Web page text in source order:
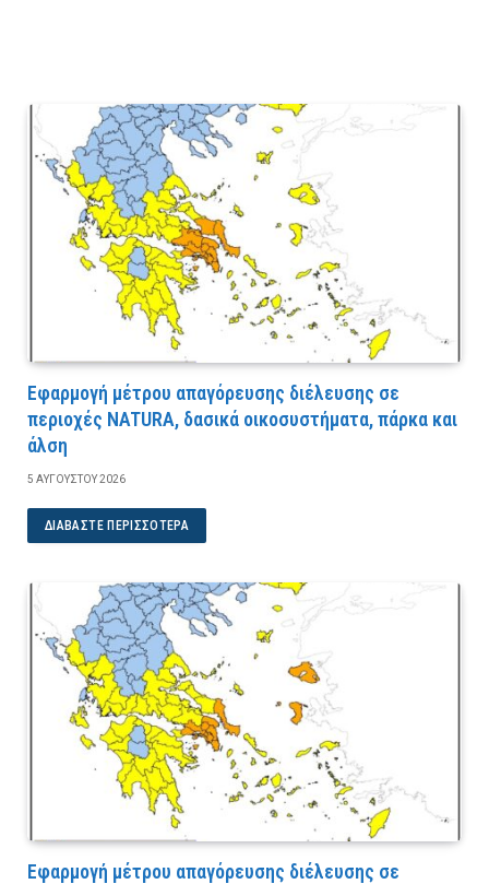
Εφαρμογή μέτρου απαγόρευσης διέλευσης σε
περιοχές NATURA, δασικά οικοσυστήματα, πάρκα και
άλση
5 ΑΥΓΟΎΣΤΟΥ 2026
ΔΙΑΒΆΣΤΕ ΠΕΡΙΣΣΌΤΕΡΑ
Εφαρμογή μέτρου απαγόρευσης διέλευσης σε